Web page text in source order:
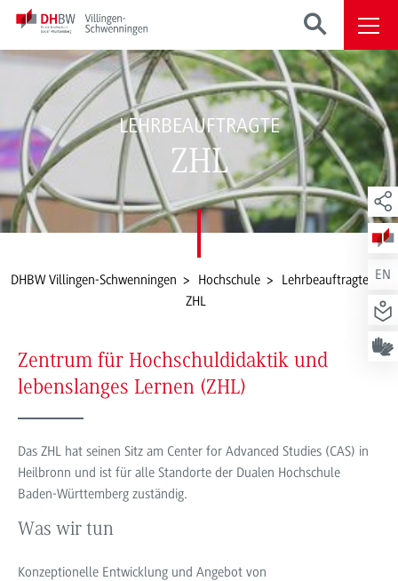
LEHRBEAUFTRAGTE
ZHL
EN
DHBW Villingen-Schwenningen Hochschule
Lehrbeauftragte
ZHL
Zentrum für Hochschuldidaktik und
lebenslanges Lernen (ZHL)
Das ZHL hat seinen Sitz am Center for Advanced Studies (CAS) in
Heilbronn und ist für alle Standorte der Dualen Hochschule
Baden-Württemberg zuständig.
Was wir tun
Konzeptionelle Entwicklung und Angebot von